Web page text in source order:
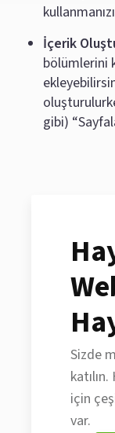
İçerik
bölümlerini
gibi)
Sizde
için
var.